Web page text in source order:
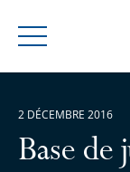
Menu
Base de
2 DÉCEMBRE 2016